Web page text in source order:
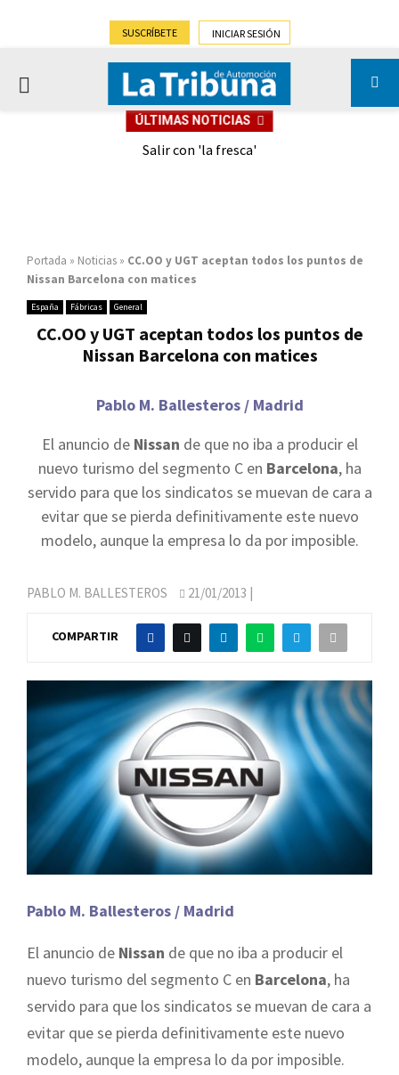
SUSCRÍBETE INICIAR SESIÓN
PRIMARY
ÚLTIMAS NOTICIAS
Salir con 'la fresca'
Portada » Noticias » CC.OO y UGT aceptan todos los puntos de
Nissan Barcelona con matices
España Fábricas General
CC.OO y UGT aceptan todos los puntos de
Nissan Barcelona con matices
Pablo M. Ballesteros / Madrid
El anuncio de Nissan de que no iba a producir el
nuevo turismo del segmento C en Barcelona, ha
servido para que los sindicatos se muevan de cara a
evitar que se pierda definitivamente este nuevo
modelo, aunque la empresa lo da por imposible.
PABLO M. BALLESTEROS 21/01/2013 |
COMPARTIR
Pablo M. Ballesteros / Madrid
El anuncio de Nissan de que no iba a producir el
nuevo turismo del segmento C en Barcelona, ha
servido para que los sindicatos se muevan de cara a
evitar que se pierda definitivamente este nuevo
modelo, aunque la empresa lo da por imposible.